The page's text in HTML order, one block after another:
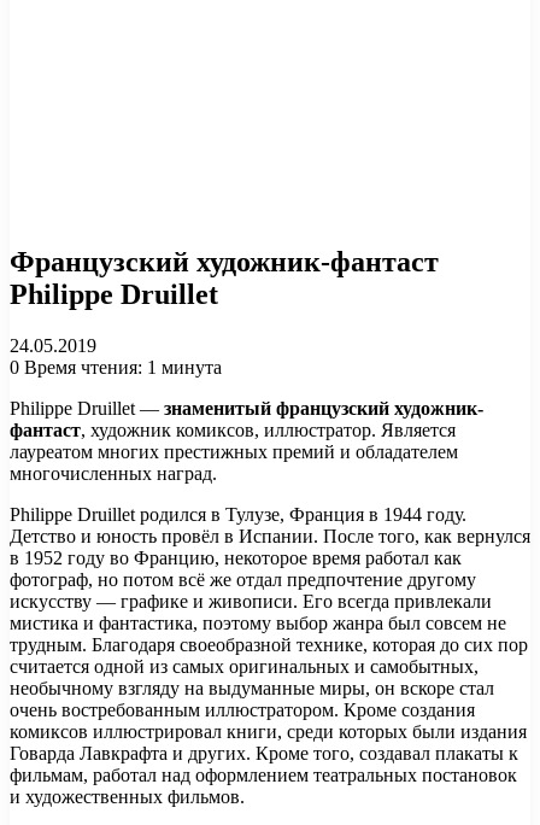
Французский художник-фантаст
Philippe Druillet
24.05.2019
0 Время чтения: 1 минута
Philippe Druillet — знаменитый французский художник-
фантаст, художник комиксов, иллюстратор. Является
лауреатом многих престижных премий и обладателем
многочисленных наград.
Philippe Druillet родился в Тулузе, Франция в 1944 году.
Детство и юность провёл в Испании. После того, как вернулся
в 1952 году во Францию, некоторое время работал как
фотограф, но потом всё же отдал предпочтение другому
искусству — графике и живописи. Его всегда привлекали
мистика и фантастика, поэтому выбор жанра был совсем не
трудным. Благодаря своеобразной технике, которая до сих пор
считается одной из самых оригинальных и самобытных,
необычному взгляду на выдуманные миры, он вскоре стал
очень востребованным иллюстратором. Кроме создания
комиксов иллюстрировал книги, среди которых были издания
Говарда Лавкрафта и других. Кроме того, создавал плакаты к
фильмам, работал над оформлением театральных постановок
и художественных фильмов.